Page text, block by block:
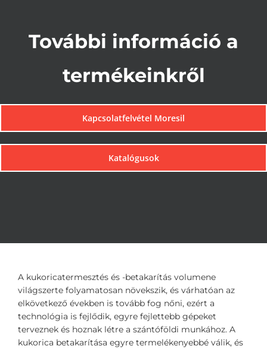
További információ a
termékeinkről
Kapcsolatfelvétel Moresil
Katalógusok
A kukoricatermesztés és -betakarítás volumene
világszerte folyamatosan növekszik, és várhatóan az
elkövetkező években is tovább fog nőni, ezért a
technológia is fejlődik, egyre fejlettebb gépeket
terveznek és hoznak létre a szántóföldi munkához. A
kukorica betakarítása egyre termelékenyebbé válik, és